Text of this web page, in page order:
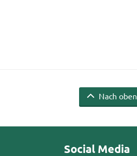
Nach oben
Social Media